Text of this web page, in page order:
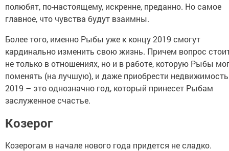
полюбят, по-настоящему, искренне, преданно. Но самое
главное, что чувства будут взаимны.
Более того, именно Рыбы уже к концу 2019 смогут
кардинально изменить свою жизнь. Причем вопрос
не только в отношениях, но и в работе, которую Рыбы
поменять (на лучшую), и даже приобрести
2019 – это однозначно год, который принесет Рыбам
заслуженное счастье.
Козерог
Козерогам в начале нового года придется не сладко.